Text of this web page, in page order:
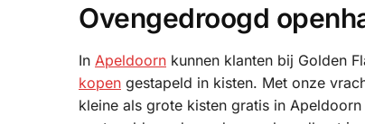
Ovengedroogd
In Apeldoorn kunnen klanten bij Golden
kopen gestapeld in kisten. Met onze
kleine als grote kisten gratis in